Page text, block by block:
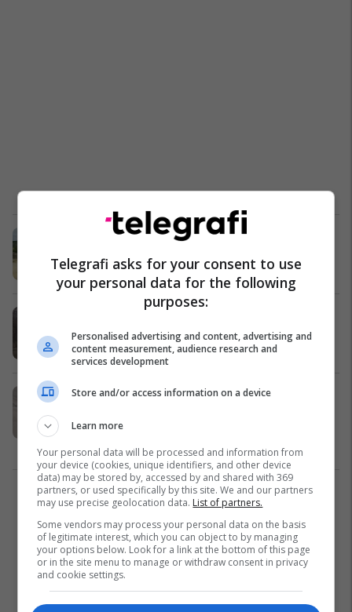
Bllokohet rruga Prishtinë-Gjilan,
Komunat 20/05/2024
Ohër
Maqedonia e Veriut 11/12/2022
Rrëshqet dheu, bëhet e
Arbëria në Prishtinë
Prishtina 28/12/2021
1
Telegrafi asks for your consent to use
your personal data for the following
purposes:
Personalised advertising and content, advertising and
content measurement, audience research and
services development
Store and/or access information on a device
Learn more
Your personal data will be processed and information from
your device (cookies, unique identifiers, and other device
data) may be stored by, accessed by and shared with 369
partners, or used specifically by this site. We and our partners
may use precise geolocation data. List of partners.
Some vendors may process your personal data on the basis
of legitimate interest, which you can object to by managing
your options below. Look for a link at the bottom of this page
or in the site menu to manage or withdraw consent in privacy
and cookie settings.